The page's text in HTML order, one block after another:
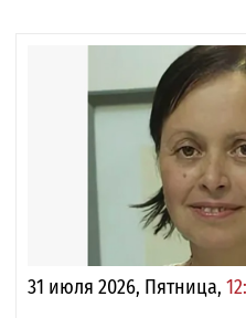
31 июля 2026, Пятница,